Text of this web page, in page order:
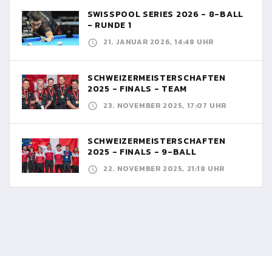
SWISSPOOL SERIES 2026 - 8-BALL
- RUNDE 1
21. JANUAR 2026, 14:48 UHR
SCHWEIZERMEISTERSCHAFTEN
2025 - FINALS - TEAM
23. NOVEMBER 2025, 17:07 UHR
SCHWEIZERMEISTERSCHAFTEN
2025 - FINALS - 9-BALL
22. NOVEMBER 2025, 21:18 UHR